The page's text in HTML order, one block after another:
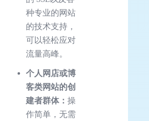
种专业的网站
的技术支持，
可以轻松应对
流量高峰。
个人网店或博
客类网站的创
建者群体： 操
作简单，无需